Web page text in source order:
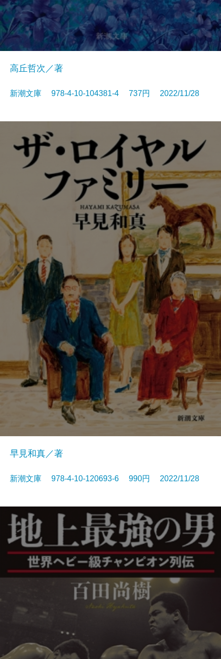
高丘哲次／著
新潮文庫 978-4-10-104381-4 737円 2022/11/28
早見和真／著
新潮文庫 978-4-10-120693-6 990円 2022/11/28